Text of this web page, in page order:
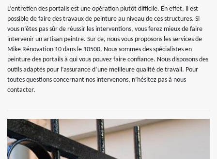
L’entretien des portails est une opération plutôt difficile. En effet, il est
possible de faire des travaux de peinture au niveau de ces structures. Si
vous n’êtes pas sûr de réussir les interventions, vous ferez mieux de faire
intervenir un artisan peintre. Sur ce, nous vous proposons les services de
Mike Rénovation 10 dans le 10500. Nous sommes des spécialistes en
peinture des portails à qui vous pouvez faire confiance. Nous disposons des
outils adaptés pour l’assurance d’une meilleure qualité de travail. Pour
toutes questions concernant nos intervenons, n’hésitez pas à nous
contacter.